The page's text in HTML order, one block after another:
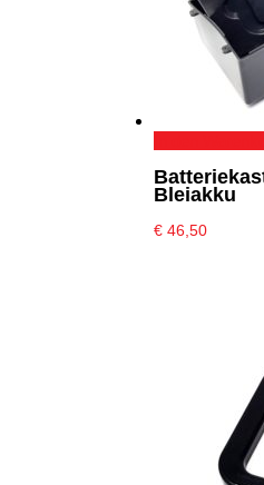
Bleiakku
€ 46,50